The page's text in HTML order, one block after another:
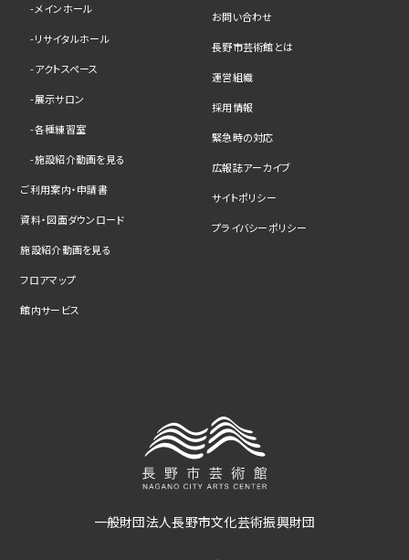
メインホール
リサイタルホール
アクトスペース
展示サロン
各種練習室
施設紹介動画を見る
ご利用案内・申請書
資料・図面ダウンロード
施設紹介動画を見る
フロアマップ
館内サービス
お問い合わせ
長野市芸術館とは
運営組織
採用情報
緊急時の対応
広報誌アーカイブ
サイトポリシー
プライバシーポリシー
一般財団法人長野市文化芸術振興財団